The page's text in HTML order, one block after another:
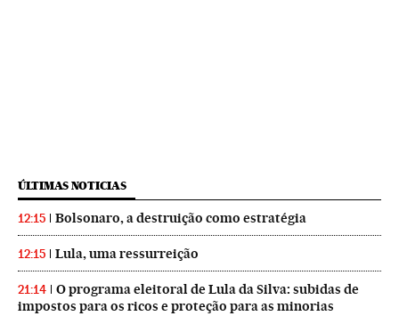
ÚLTIMAS NOTICIAS
12:15 Bolsonaro, a destruição como estratégia
12:15 Lula, uma ressurreição
21:14
O programa eleitoral de Lula da Silva: subidas de
impostos para os ricos e proteção para as minorias